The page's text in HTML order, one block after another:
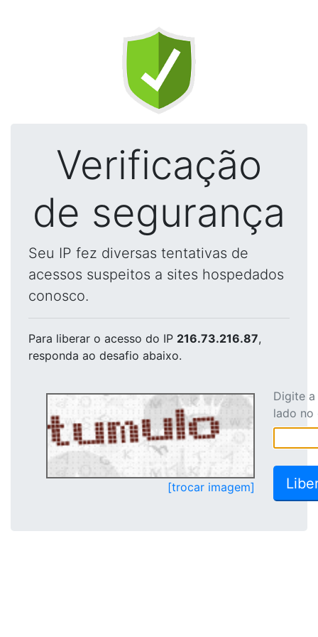
Verificação
de segurança
Seu IP fez diversas tentativas de
acessos suspeitos a sites hospedados
conosco.
Para liberar o acesso do IP 216.73.216.87,
responda ao desafio abaixo.
[trocar imagem]
Digite
lado no